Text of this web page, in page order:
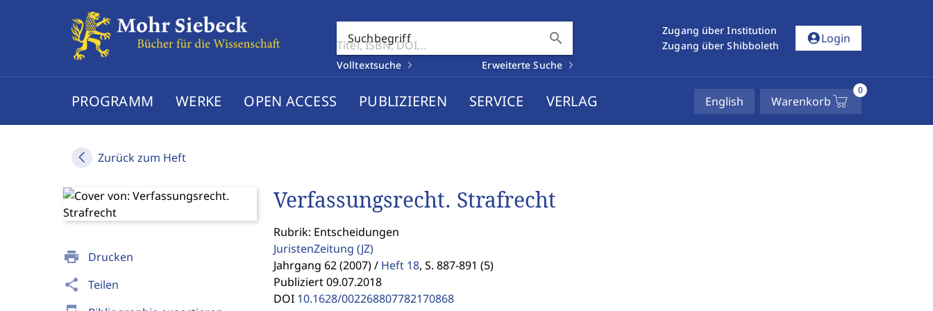
Suchbegriff search
Volltextsuche Erweiterte Suche
Zugang über Institution
Zugang über Shibboleth
account_circleLogin
PROGRAMM WERKE OPEN ACCESS PUBLIZIEREN SERVICE VERLAG English Warenkorb
0
Zurück zum Heft
print Drucken
share Teilen
Verfassungsrecht. Strafrecht
Rubrik: Entscheidungen
JuristenZeitung (JZ)
Jahrgang 62 (2007) / Heft 18, S. 887-891 (5)
Publiziert 09.07.2018
DOI 10.1628/002268807782170868